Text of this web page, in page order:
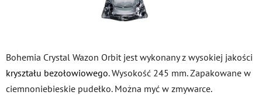
Bohemia Crystal Wazon Orbit jest wykonany z wysokiej jakości
kryształu bezołowiowego. Wysokość 245 mm. Zapakowane w
ciemnoniebieskie pudełko. Można myć w zmywarce.